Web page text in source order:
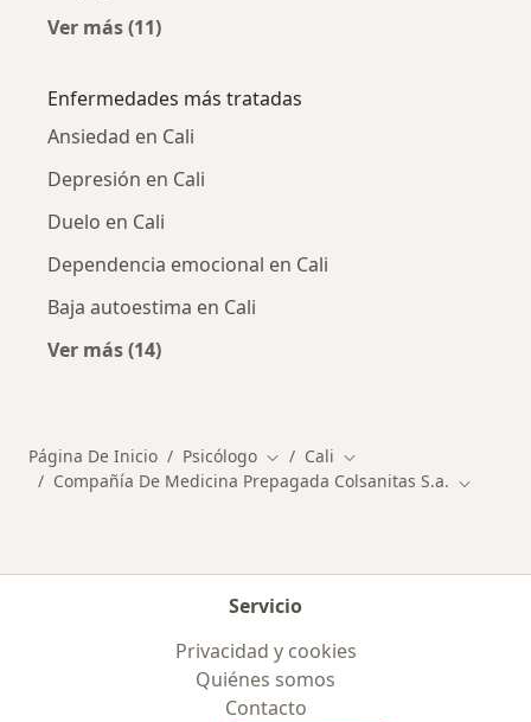
Ver más (11)
Enfermedades más tratadas
Ansiedad en Cali
Depresión en Cali
Duelo en Cali
Dependencia emocional en Cali
Baja autoestima en Cali
Ver más (14)
Página De Inicio Psicólogo Cambiar de ciudad
Cali Cambiar de ciudad
Compañía De Medicina Prepagada Colsanitas S.a. Cambiar
Servicio
Privacidad y cookies
Quiénes somos
Contacto